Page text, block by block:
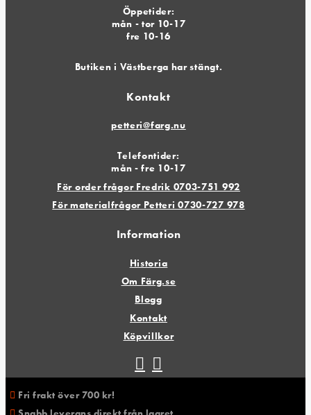
Öppetider:
mån - tor 10-17
fre 10-16
Butiken i Västberga har stängt.
Kontakt
petteri@farg.nu
Telefontider:
mån - fre 10-17
För order frågor Fredrik 0703-751 992
För materialfrågor Petteri 0730-727 978
Information
Historia
Om Färg.se
Blogg
Kontakt
Köpvillkor
Fri frakt över 700 kr!